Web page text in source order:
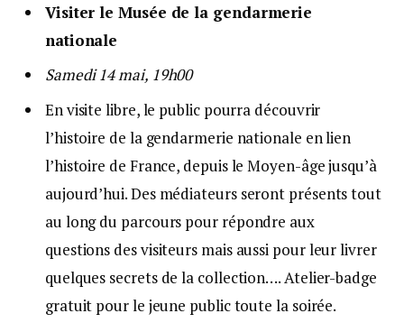
Visiter le Musée de la gendarmerie
nationale
Samedi 14 mai, 19h00
En visite libre, le public pourra découvrir
l’histoire de la gendarmerie nationale en lien
l’histoire de France, depuis le Moyen-âge jusqu’à
aujourd’hui. Des médiateurs seront présents tout
au long du parcours pour répondre aux
questions des visiteurs mais aussi pour leur livrer
quelques secrets de la collection…. Atelier-badge
gratuit pour le jeune public toute la soirée.